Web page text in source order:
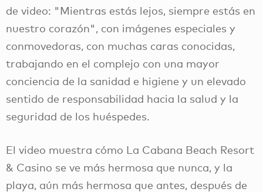
de video: "Mientras estás lejos, siempre estás en
nuestro corazón", con imágenes especiales y
conmovedoras, con muchas caras conocidas,
trabajando en el complejo con una mayor
conciencia de la sanidad e higiene y un elevado
sentido de responsabilidad hacia la salud y la
seguridad de los huéspedes.
El video muestra cómo La Cabana Beach Resort
& Casino se ve más hermosa que nunca, y la
playa, aún más hermosa que antes, después de